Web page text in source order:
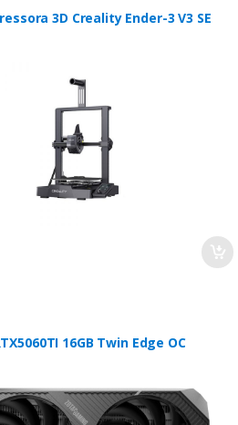
3D Creality Ender-3 V3 SE
16GB Twin Edge OC